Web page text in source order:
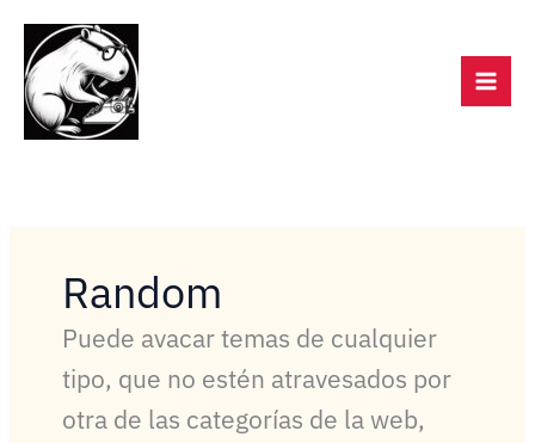
contenido
Random
Puede avacar temas de cualquier
tipo, que no estén atravesados por
otra de las categorías de la web,